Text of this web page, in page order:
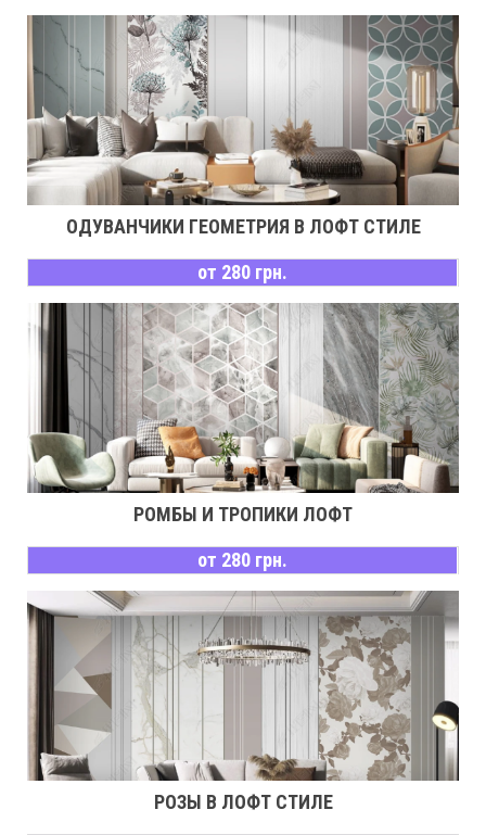
ОДУВАНЧИКИ ГЕОМЕТРИЯ В ЛОФТ СТИЛЕ
от 280 грн.
РОМБЫ И ТРОПИКИ ЛОФТ
от 280 грн.
РОЗЫ В ЛОФТ СТИЛЕ